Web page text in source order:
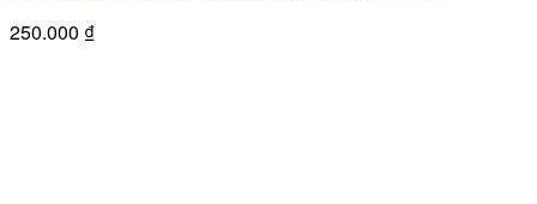
250.000 ₫